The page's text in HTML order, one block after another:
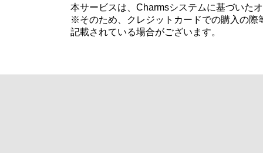
本サービスは、Charmsシステムに基づいた
※そのため、クレジットカードでの購入の際
記載されている場合がございます。